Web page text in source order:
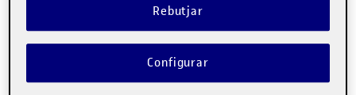
Docent dels següents programes:
Demències i Altres Afectacions Neurodegeneratives,
Rebutjar
Configurar